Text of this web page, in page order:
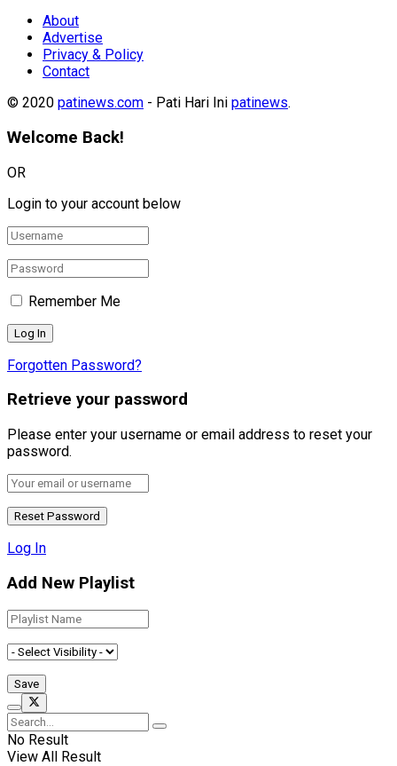
About
Advertise
Privacy & Policy
Contact
© 2020 patinews.com - Pati Hari Ini patinews.
Welcome Back!
OR
Login to your account below
Remember Me
Forgotten Password?
Retrieve your password
Please enter your username or email address to reset your
password.
Log In
Add New Playlist
No Result
View All Result